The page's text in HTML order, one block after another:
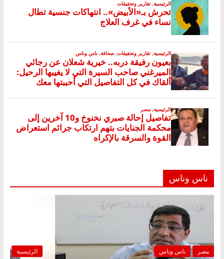
ناس وناس
الرئيسية مصر ناس وناس